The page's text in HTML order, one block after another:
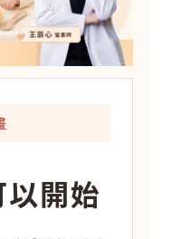
開始